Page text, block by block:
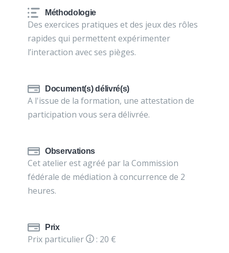
Méthodologie
Des exercices pratiques et des jeux des rôles
rapides qui permettent expérimenter
l’interaction avec ses pièges.
Document(s) délivré(s)
A l'issue de la formation, une attestation de
participation vous sera délivrée.
Observations
Cet atelier est agréé par la Commission
fédérale de médiation à concurrence de 2
heures.
Prix
Prix particulier : 20 €